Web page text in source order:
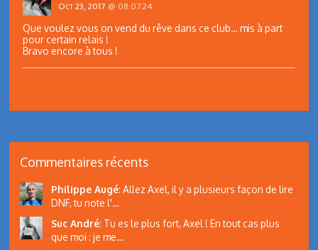
Oct 23, 2017 @ 08:07:24
Que voulez vous on vend du rêve dans ce club… mis à part
pour certain relais !
Bravo encore à tous !
Commentaires récents
Philippe Augé: Allez Axel, il y a plusieurs façon de lire
DNF, tu note l'…
Suc André: Tu es le plus fort, Axel ! En tout cas plus
que moi : je me…